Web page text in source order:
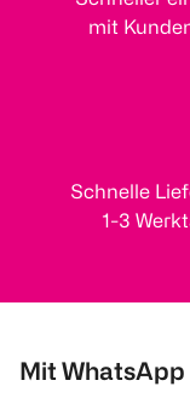
mit
Schnelle
1-3
Mit WhatsApp